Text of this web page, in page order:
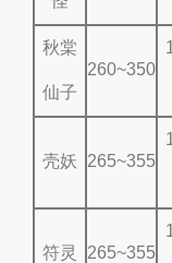
秋棠
仙子
260~350
壳妖 265~355
符灵 265~355